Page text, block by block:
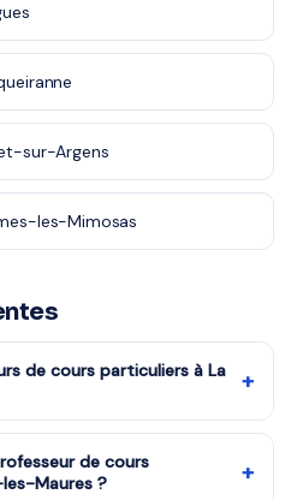
sur-Argens
les-Mimosas
de cours particuliers à La
+
matière, du niveau et de la
partenaire est agréé
bénéficiez du crédit
de cours
Maures ?
+